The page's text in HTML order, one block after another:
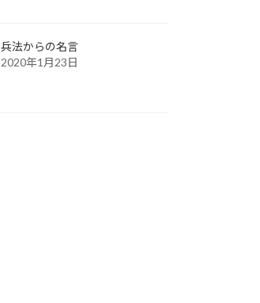
兵法からの名言
2020年1月23日